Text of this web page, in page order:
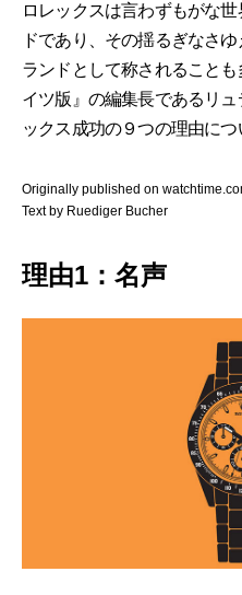
ロレックスは言わずもがな
ドであり、その揺るぎなさ
ランドとして称されること
イツ版』の編集長であるリ
ックス成功の９つの理由につ
Originally published on
Text by Ruediger Bucher
理由1：名声